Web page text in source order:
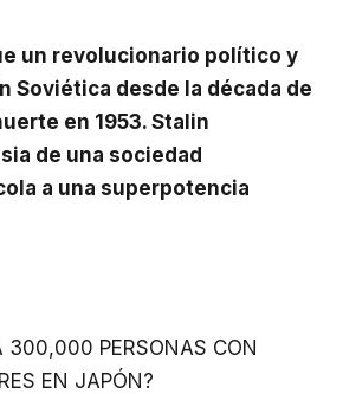
un revolucionario político y
Soviética desde la década de
en 1953. Stalin
de una sociedad
a una superpotencia
300,000 PERSONAS CON
EN JAPÓN?